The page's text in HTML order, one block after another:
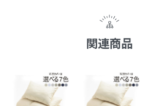
関連商品